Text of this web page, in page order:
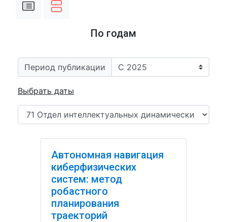
По годам
Период публикации
Выбрать даты
Автономная навигация
киберфизических
систем: метод
робастного
планирования
траекторий